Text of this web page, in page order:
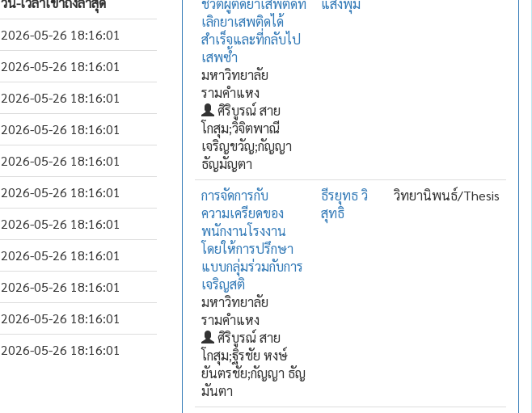
2026-05-26 18:16:01
2026-05-26 18:16:01
2026-05-26 18:16:01
2026-05-26 18:16:01
2026-05-26 18:16:01
2026-05-26 18:16:01
2026-05-26 18:16:01
2026-05-26 18:16:01
2026-05-26 18:16:01
2026-05-26 18:16:01
2026-05-26 18:16:01
ชีวิตผู้ติดยาเสพติดที่
เลิกยาเสพติดได้
สำเร็จและที่กลับไป
เสพซ้ำ
มหาวิทยาลัย
รามคำแหง
ศิริบูรณ์ สาย
โกสุม;วิจิตพาณี
เจริญขวัญ;กัญญา
ธัญมัญตา
แสงพุ่ม
การจัดการกับ
ความเครียดของ
พนักงานโรงงาน
โดยให้การปรึกษา
แบบกลุ่มร่วมกับการ
เจริญสติ
มหาวิทยาลัย
รามคำแหง
ศิริบูรณ์ สาย
โกสุม;ฐิรชัย หงษ์
ยันตรชัย;กัญญา ธัญ
มันตา
ธีรยุทธ วิ
สุทธิ
วิทยานิพนธ์/Thesis